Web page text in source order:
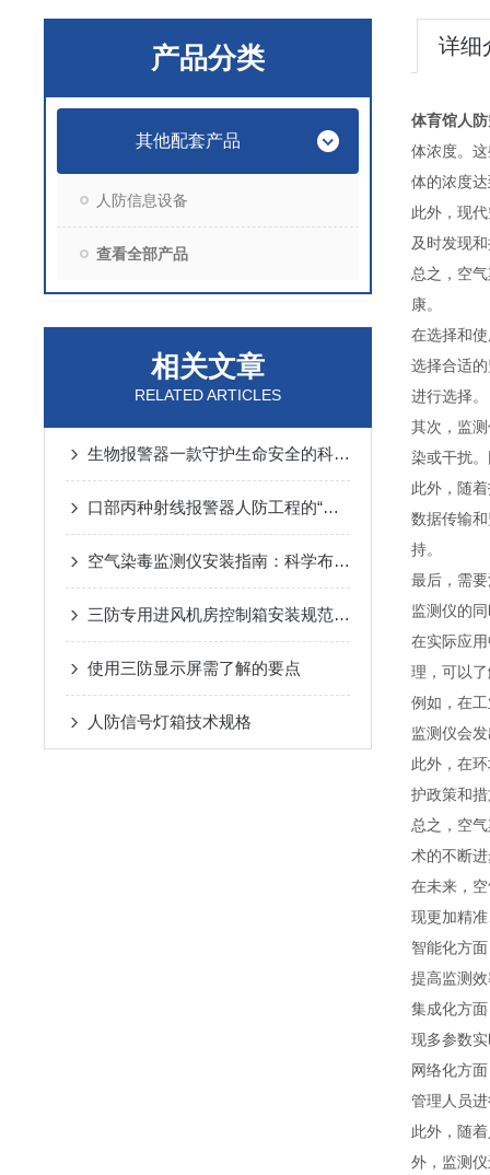
产品分类
其他配套产品
人防信息设备
查看全部产品
相关文章
RELATED ARTICLES
生物报警器一款守护生命安全的科技哨兵
口部丙种射线报警器人防工程的“核生化”哨兵
空气染毒监测仪安装指南：科学布局与规范操作的关键步骤
三防专用进风机房控制箱安装规范详解
使用三防显示屏需了解的要点
人防信号灯箱技术规格
详细
体育馆人
体浓度。
体的浓度
此外，现
及时发现
总之，空
康。
在选择和
选择合适
进行选择。
其次，监
染或干扰
此外，随
数据传输
持。
最后，需
监测仪的
在实际应
理，可以
例如，在
监测仪会
此外，在
护政策和
总之，空
术的不断
在未来，
现更加精
智能化方
提高监测
集成化方
现多参数
网络化方
管理人员
此外，随
外，监测